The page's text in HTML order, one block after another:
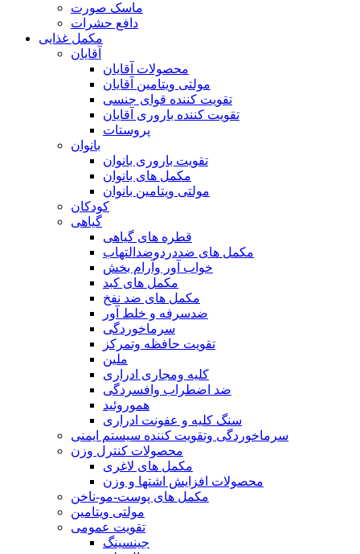
ماسک صورت
دافع حشرات
مکمل غذایی
آقایان
محصولات آقایان
مولتی ویتامین آقایان
تقویت کننده قوای جنسی
تقویت کننده باروری آقایان
پروستات
بانوان
تقویت باروری بانوان
مکمل های بانوان
مولتی ویتامین بانوان
کودکان
گیاهی
قطره های گیاهی
مکمل های ضددردوضدالتهاب
خواب آور وآرام بخش
مکمل های کبد
مکمل های ضد نفخ
ضدسرفه و خلط آور
سرماخوردگی
تقویت حافظه وتمرکز
ملین
کلیه ومجاری ادراری
ضد اضطراب وافسردگی
هموروئید
سنگ کلیه و عفونت ادراری
سرماخوردگی وتقویت کننده سیستم ایمنی
محصولات کنترل وزن
مکمل های لاغری
محصولات افزایش اشتها و وزن
مکمل های پوست-مو-ناخن
مولتی ویتامین
تقویت عمومی
جینسینگ